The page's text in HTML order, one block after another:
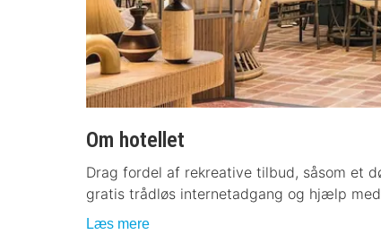
Om hotellet
Drag fordel af rekreative tilbud, såsom et
gratis trådløs internetadgang og hjælp
Læs mere